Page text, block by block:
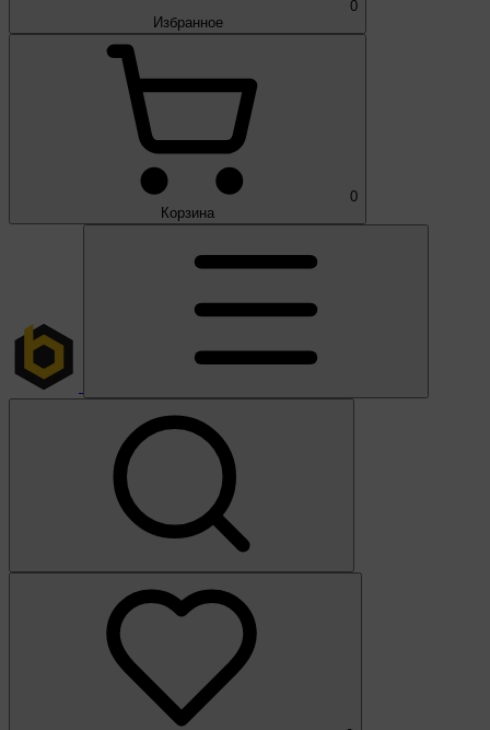
0
Избранное
0
Корзина